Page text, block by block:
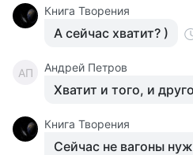
Книга Творения
А сейчас хватит? )
АП Андрей Петров
Хватит и того, и
Книга Творения
Сейчас не вагоны